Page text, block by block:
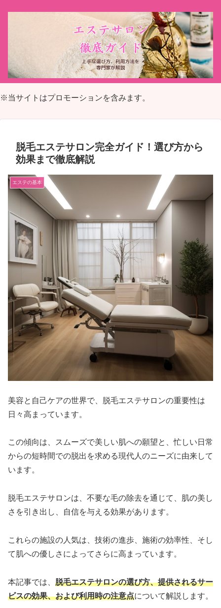
※当サイトはプロモーションを含みます。
脱毛エステサロン完全ガイド！選び方から
効果まで徹底解説
エステの基本
美容と自己ケアの世界で、脱毛エステサロンの重要性は
日々高まっています。
この傾向は、スムーズで美しい肌への願望と、忙しい日常
からの短時間での脱出を求める現代人のニーズに由来して
います。
脱毛エステサロンは、不要な毛の除去を通じて、肌の美し
さを引き出し、自信を与える効果があります。
これらの施設の人気は、技術の進歩、施術の効率性、そし
て肌への優しさによってさらに高まっています。
本記事では、 脱毛エステサロンの選び方、提供されるサー
ビスの効果、および利用時の注意点について解説します。